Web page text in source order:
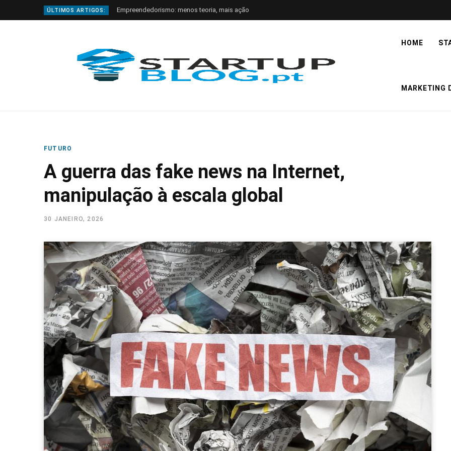
ÚLTIMOS ARTIGOS: Empreendedorismo: menos teoria, mais ação
HOME
MARKETING
FUTURO
A guerra das fake news na Internet,
manipulação à escala global
30 JANEIRO, 2026